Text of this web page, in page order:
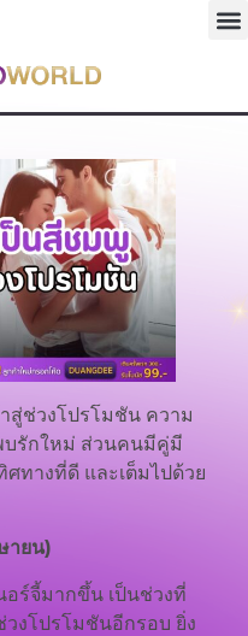
สู่ช่วงโปรโมชัน ความ
รักใหม่ ส่วนคนมีคู่มี
างที่ดี และเต็มไปด้วย
ายน)
ร์จี้มากขึ้น เป็นช่วงที่
งโปรโมชันอีกรอบ ยิ่ง